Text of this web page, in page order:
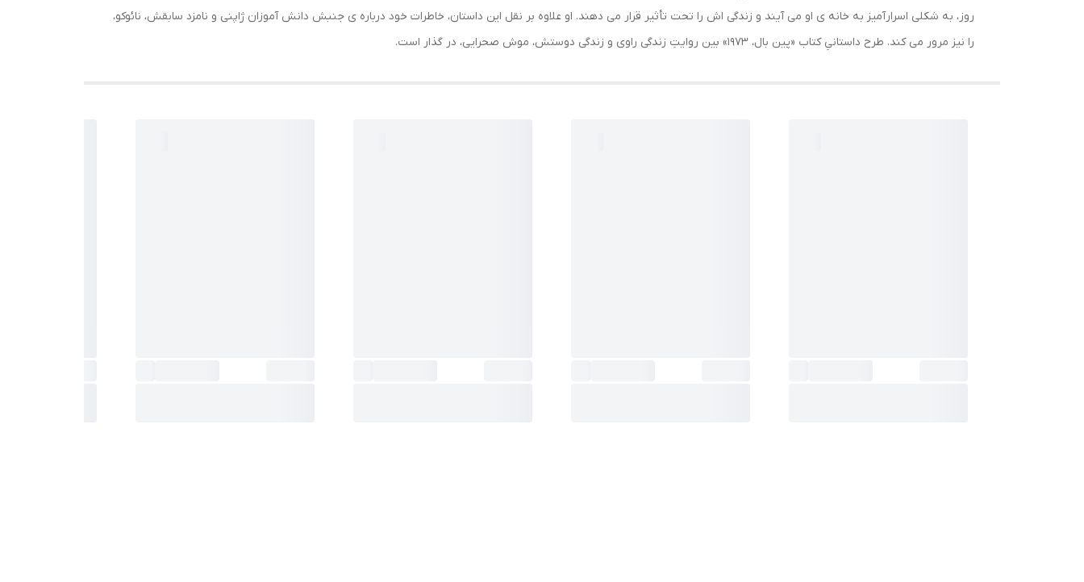
روز، به شکلی اسرارآمیز به خانه ی او می آیند و زندگی اش را تحت تأثیر قرار می دهند. او علاوه بر نقل این داستان، خاطرات خود درباره ی جنبش دانش آموزان ژاپنی و نامزد سابقش، نائوکو،
را نیز مرور می کند. طرح داستانیِ کتاب «پین بال، 1973» بین روایتِ زندگی راوی و زندگی دوستش، موش صحرایی، در گذار است.